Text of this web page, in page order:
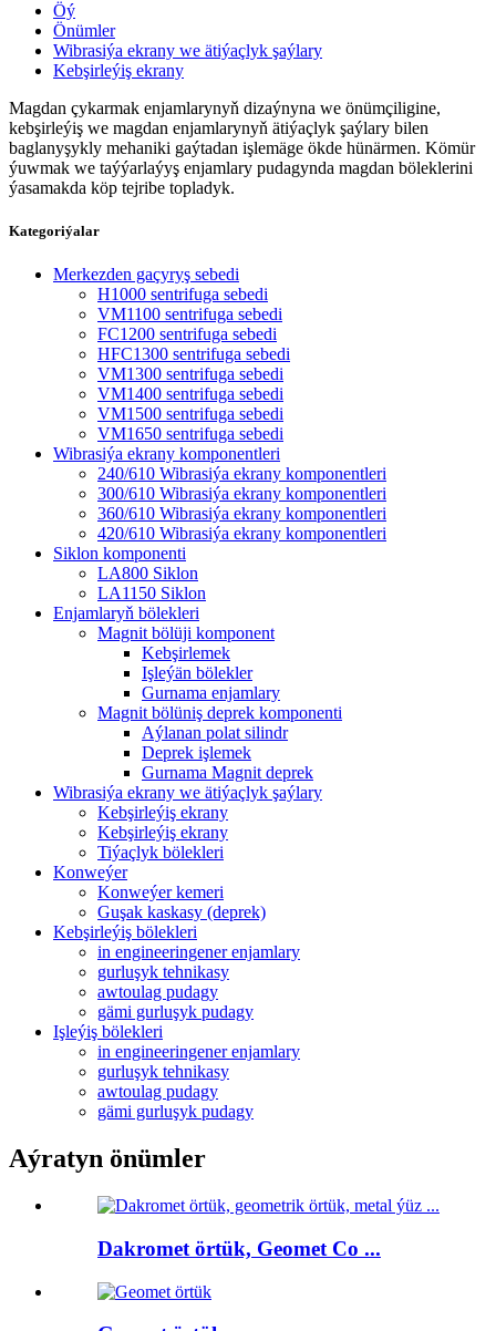
Öý
Önümler
Wibrasiýa ekrany we ätiýaçlyk şaýlary
Kebşirleýiş ekrany
Magdan çykarmak enjamlarynyň dizaýnyna we önümçiligine,
kebşirleýiş we magdan enjamlarynyň ätiýaçlyk şaýlary bilen
baglanyşykly mehaniki gaýtadan işlemäge ökde hünärmen. Kömür
ýuwmak we taýýarlaýyş enjamlary pudagynda magdan böleklerini
ýasamakda köp tejribe topladyk.
Kategoriýalar
Merkezden gaçyryş sebedi
H1000 sentrifuga sebedi
VM1100 sentrifuga sebedi
FC1200 sentrifuga sebedi
HFC1300 sentrifuga sebedi
VM1300 sentrifuga sebedi
VM1400 sentrifuga sebedi
VM1500 sentrifuga sebedi
VM1650 sentrifuga sebedi
Wibrasiýa ekrany komponentleri
240/610 Wibrasiýa ekrany komponentleri
300/610 Wibrasiýa ekrany komponentleri
360/610 Wibrasiýa ekrany komponentleri
420/610 Wibrasiýa ekrany komponentleri
Siklon komponenti
LA800 Siklon
LA1150 Siklon
Enjamlaryň bölekleri
Magnit bölüji komponent
Kebşirlemek
Işleýän bölekler
Gurnama enjamlary
Magnit bölüniş deprek komponenti
Aýlanan polat silindr
Deprek işlemek
Gurnama Magnit deprek
Wibrasiýa ekrany we ätiýaçlyk şaýlary
Kebşirleýiş ekrany
Kebşirleýiş ekrany
Tiýaçlyk bölekleri
Konweýer
Konweýer kemeri
Guşak kaskasy (deprek)
Kebşirleýiş bölekleri
in engineeringener enjamlary
gurluşyk tehnikasy
awtoulag pudagy
gämi gurluşyk pudagy
Işleýiş bölekleri
in engineeringener enjamlary
gurluşyk tehnikasy
awtoulag pudagy
gämi gurluşyk pudagy
Aýratyn önümler
Dakromet örtük, Geomet Co ...